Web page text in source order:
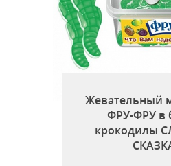
Жевательный
ФРУ-ФРУ в
крокодилы